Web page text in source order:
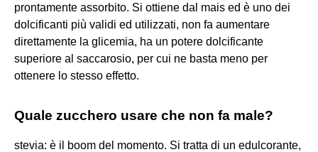
prontamente assorbito. Si ottiene dal mais ed è uno dei
dolcificanti più validi ed utilizzati, non fa aumentare
direttamente la glicemia, ha un potere dolcificante
superiore al saccarosio, per cui ne basta meno per
ottenere lo stesso effetto.
Quale zucchero usare che non fa male?
stevia: è il boom del momento. Si tratta di un edulcorante,